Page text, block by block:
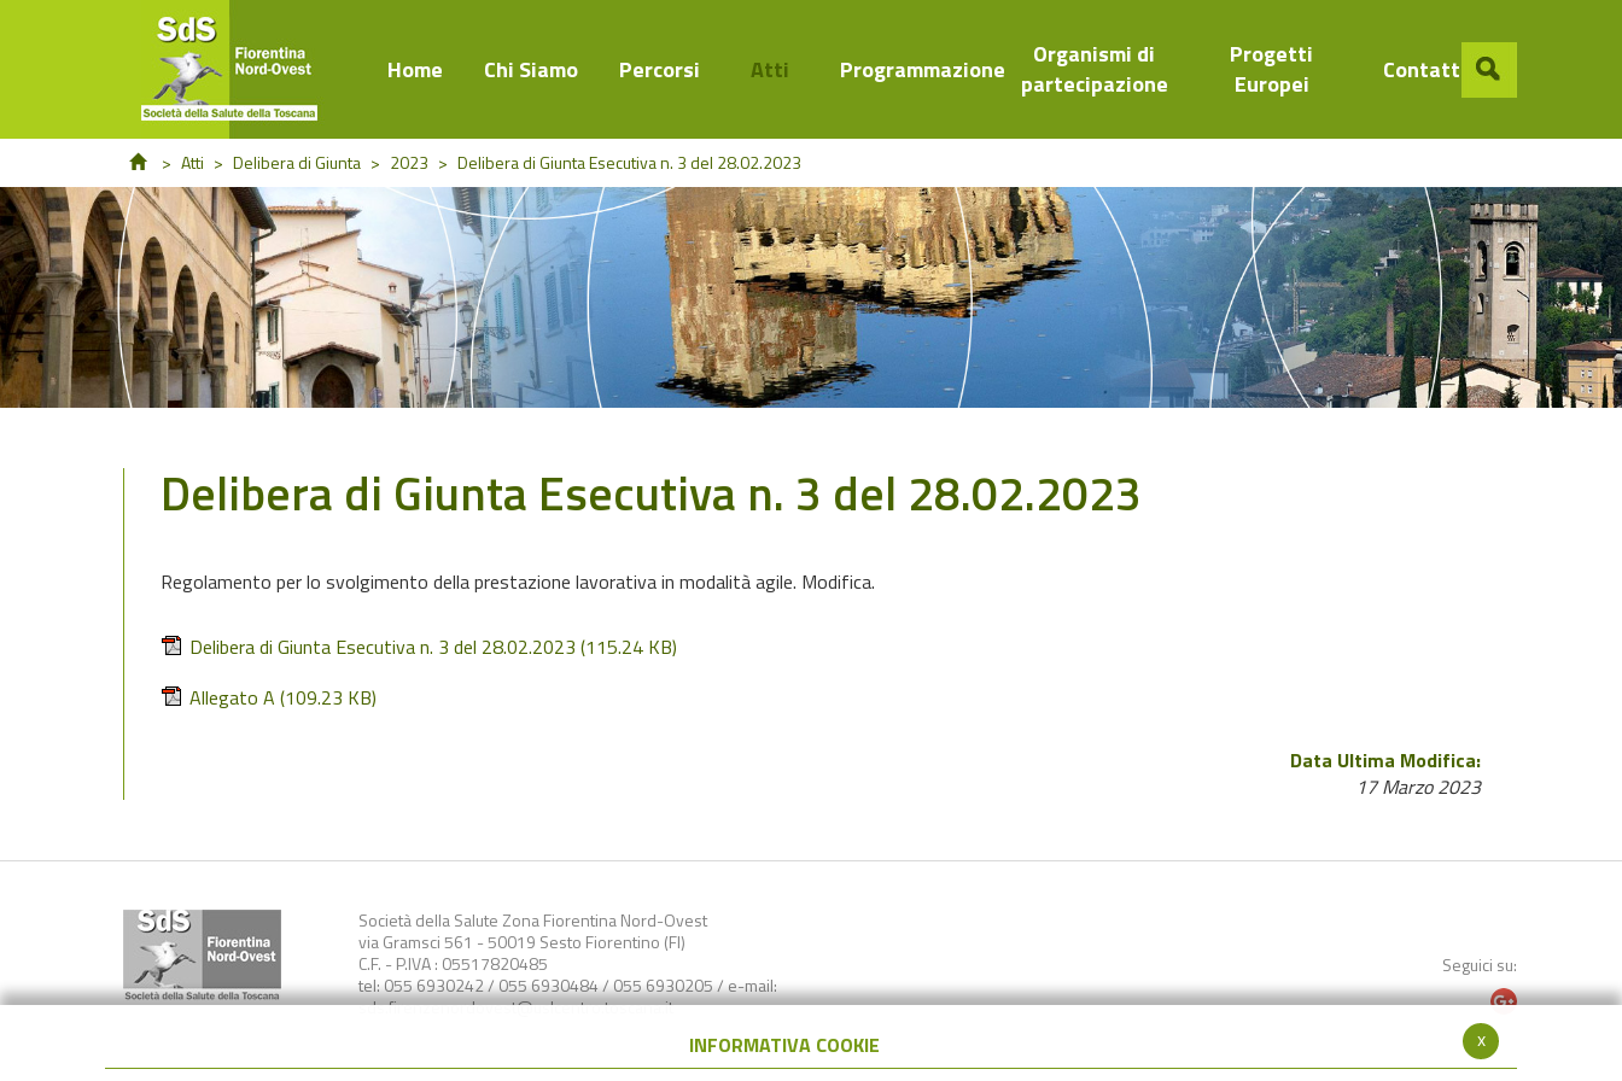
Home Chi Siamo Percorsi Atti Programmazione
Organismi di
partecipazione
Progetti
Europei
Contatti
> Atti > Delibera di Giunta > 2023 > Delibera di Giunta Esecutiva n. 3 del 28.02.2023
Delibera di Giunta Esecutiva n. 3 del 28.02.2023
Regolamento per lo svolgimento della prestazione lavorativa in modalità agile. Modifica.
Delibera di Giunta Esecutiva n. 3 del 28.02.2023 (115.24 KB)
Allegato A (109.23 KB)
Data Ultima Modifica:
17 Marzo 2023
Società della Salute Zona Fiorentina Nord-Ovest
via Gramsci 561 - 50019 Sesto Fiorentino (FI)
C.F. - P.IVA : 05517820485
tel: 055 6930242 / 055 6930484 / 055 6930205 / e-mail:
sds.firenzenordovest@uslcentro.toscana.it
Seguici su:
x
INFORMATIVA COOKIE